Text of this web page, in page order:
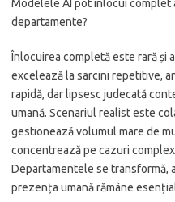
Modelele AI pot înlocui complet
departamente?
Înlocuirea completă este rară și
excelează la sarcini repetitive,
rapidă, dar lipsesc judecată
umană. Scenariul realist este
gestionează volumul mare de
concentrează pe cazuri
Departamentele se transformă,
prezența umană rămâne